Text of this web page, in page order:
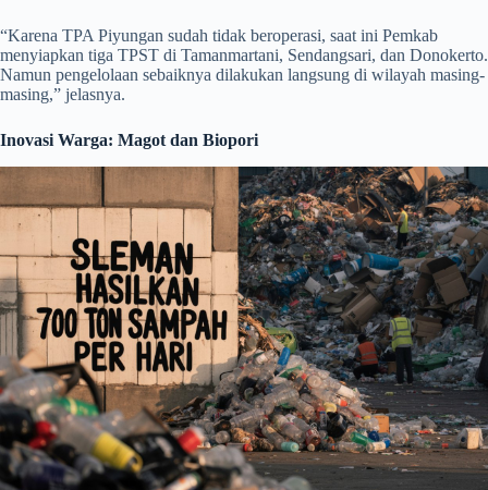
“Karena TPA Piyungan sudah tidak beroperasi, saat ini Pemkab
menyiapkan tiga TPST di Tamanmartani, Sendangsari, dan Donokerto.
Namun pengelolaan sebaiknya dilakukan langsung di wilayah masing-
masing,” jelasnya.
Inovasi Warga: Magot dan Biopori